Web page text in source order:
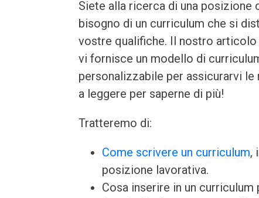
Siete alla ricerca di una
bisogno di un curriculum che si
vostre qualifiche. Il nostro
vi fornisce un modello di
personalizzabile per assicurarvi
a leggere per saperne di più!
Tratteremo di:
Come scrivere un curriculum,
posizione lavorativa.
Cosa inserire in un curriculum